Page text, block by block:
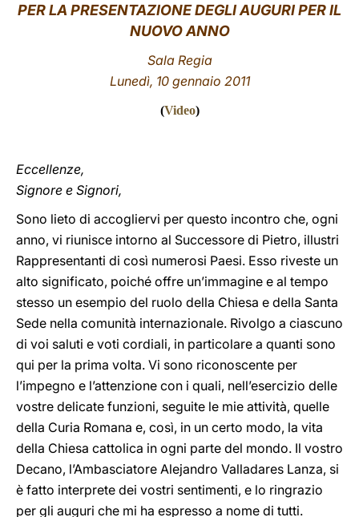
PER LA PRESENTAZIONE DEGLI AUGURI PER IL
NUOVO ANNO
Sala Regia
Lunedì, 10 gennaio 2011
(Video)
Eccellenze,
Signore e Signori,
Sono lieto di accogliervi per questo incontro che, ogni
anno, vi riunisce intorno al Successore di Pietro, illustri
Rappresentanti di così numerosi Paesi. Esso riveste un
alto significato, poiché offre un’immagine e al tempo
stesso un esempio del ruolo della Chiesa e della Santa
Sede nella comunità internazionale. Rivolgo a ciascuno
di voi saluti e voti cordiali, in particolare a quanti sono
qui per la prima volta. Vi sono riconoscente per
l’impegno e l’attenzione con i quali, nell’esercizio delle
vostre delicate funzioni, seguite le mie attività, quelle
della Curia Romana e, così, in un certo modo, la vita
della Chiesa cattolica in ogni parte del mondo. Il vostro
Decano, l’Ambasciatore Alejandro Valladares Lanza, si
è fatto interprete dei vostri sentimenti, e lo ringrazio
per gli auguri che mi ha espresso a nome di tutti.